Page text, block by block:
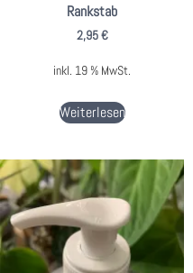
Rankstab
2,95€
inkl. 19 % MwSt.
Weiterlesen